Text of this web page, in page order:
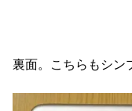
裏面。こちらもシン